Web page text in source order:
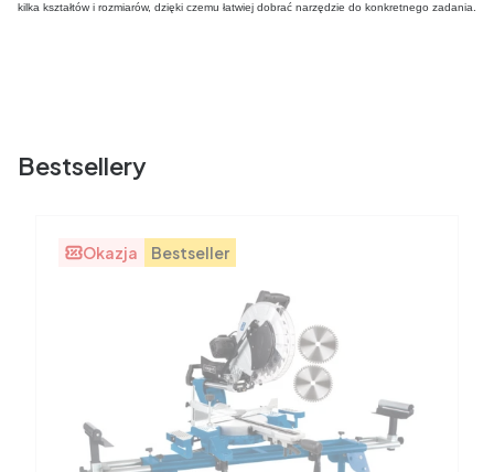
kilka kształtów i rozmiarów, dzięki czemu łatwiej dobrać narzędzie do konkretnego zadania.
Bestsellery
Okazja Bestseller